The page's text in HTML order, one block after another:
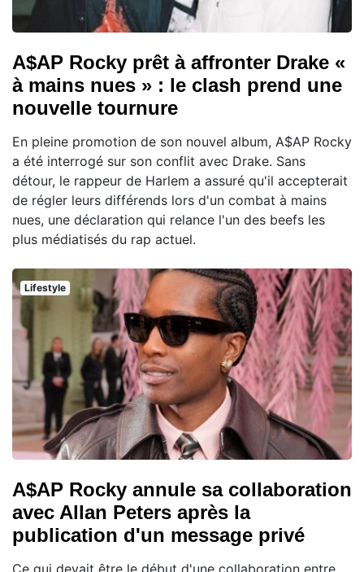
A$AP Rocky prêt à affronter Drake «
à mains nues » : le clash prend une
nouvelle tournure
En pleine promotion de son nouvel album, A$AP Rocky
a été interrogé sur son conflit avec Drake. Sans
détour, le rappeur de Harlem a assuré qu'il accepterait
de régler leurs différends lors d'un combat à mains
nues, une déclaration qui relance l'un des beefs les
plus médiatisés du rap actuel.
Lifestyle
A$AP Rocky annule sa collaboration
avec Allan Peters après la
publication d'un message privé
Ce qui devait être le début d'une collaboration entre